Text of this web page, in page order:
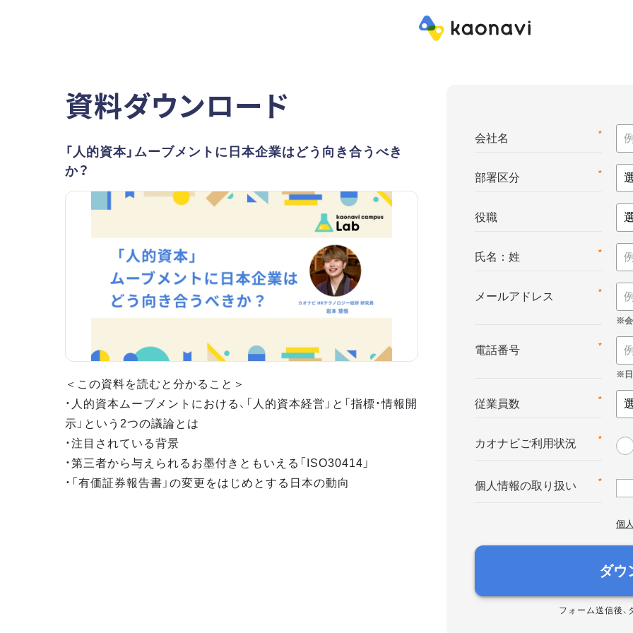
資料ダウンロード
「人的資本」ムーブメントに日本企業はどう向き合うべき
か？
＜この資料を読むと分かること＞
・人的資本ムーブメントにおける、「人的資本経営」と「指標・情報開
示」という2つの議論とは
・注目されている背景
・第三者から与えられるお墨付きともいえる「ISO30414」
・「有価証券報告書」の変更をはじめとする日本の動向
*
会社名
*
部署区分
役職
*
氏名：姓
*
メールアドレス
*
電話番号
*
従業員数
*
カオナビご利用状況
*
個人情報の取り扱い
個
ダウ
フォーム送信後